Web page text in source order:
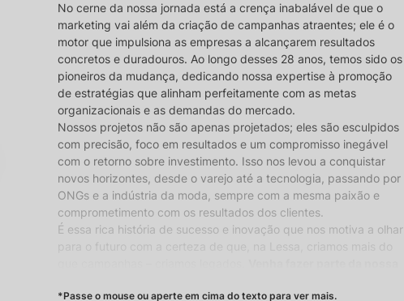
No cerne da nossa jornada está a crença inabalável de que o
marketing vai além da criação de campanhas atraentes; ele é o
motor que impulsiona as empresas a alcançarem resultados
concretos e duradouros. Ao longo desses 28 anos, temos sido os
pioneiros da mudança, dedicando nossa expertise à promoção
de estratégias que alinham perfeitamente com as metas
organizacionais e as demandas do mercado.
Nossos projetos não são apenas projetados; eles são esculpidos
com precisão, foco em resultados e um compromisso inegável
com o retorno sobre investimento. Isso nos levou a conquistar
novos horizontes, desde o varejo até a tecnologia, passando por
ONGs e a indústria da moda, sempre com a mesma paixão e
comprometimento com os resultados dos clientes.
É essa rica história de sucesso e inovação que nos motiva a olhar
para o futuro com a certeza de que, na Lessa, criamos mais do
*Passe o mouse ou aperte em cima do texto para ver mais.